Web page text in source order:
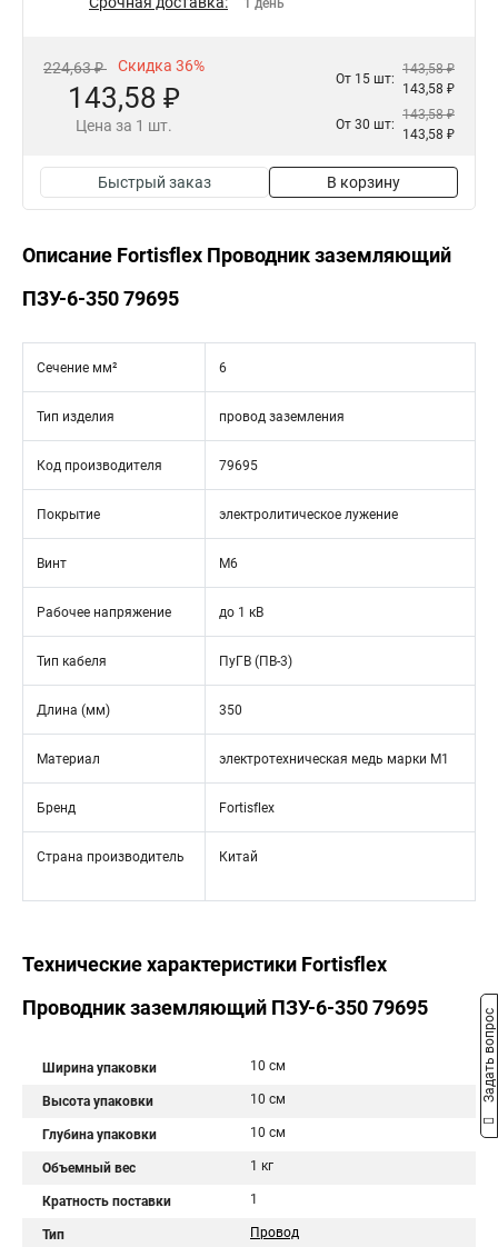
1 день
224,63 ₽ Скидка 36%
143,58 ₽
Цена за 1 шт.
От 15 шт:
143,58 ₽
143,58 ₽
От 30 шт:
143,58 ₽
143,58 ₽
Быстрый заказ В корзину
Описание Fortisflex Проводник заземляющий
ПЗУ-6-350 79695
Сечение мм² 6
Тип изделия провод заземления
Код производителя 79695
Покрытие электролитическое лужение
Винт М6
Рабочее напряжение до 1 кВ
Тип кабеля ПуГВ (ПВ-3)
Длина (мм) 350
Материал электротехническая медь марки М1
Бренд Fortisflex
Страна производитель Китай
Технические характеристики Fortisflex
Проводник заземляющий ПЗУ-6-350 79695
Ширина упаковки 10 см
Высота упаковки 10 см
Глубина упаковки 10 см
Объемный вес 1 кг
Кратность поставки 1
Тип Провод
Задать вопрос